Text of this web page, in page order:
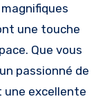
une touche
Que vous
passionné de
une excellente